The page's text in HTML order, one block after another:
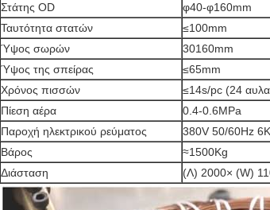
Στάτης OD
φ40-φ160mm
Ταυτότητα στατών
≤100mm
Ύψος σωρών
30160mm
Ύψος της σπείρας
≤65mm
Χρόνος πισσών
≤14s/pc (24
Πίεση αέρα
0.4-0.6MPa
Παροχή ηλεκτρικού ρεύματος
380V 50/60Hz
Βάρος
≈1500Kg
Διάσταση
(Λ) 2000× (W)